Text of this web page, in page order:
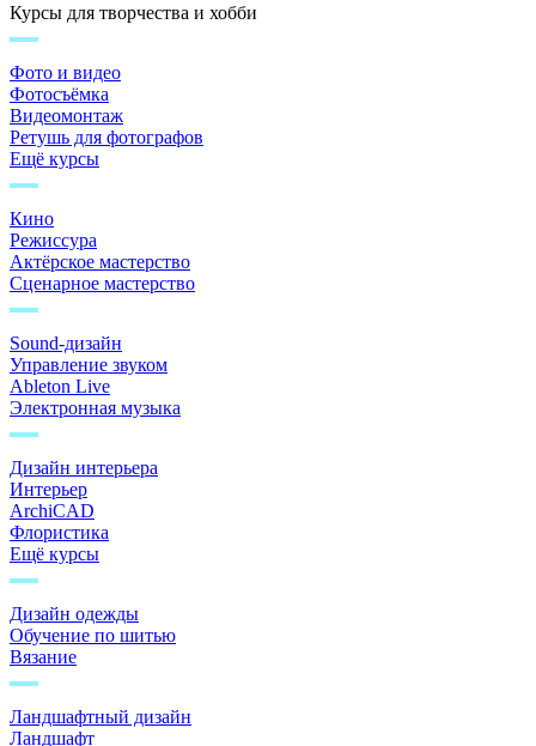
Курсы для творчества и хобби
Фото и видео
Фотосъёмка
Видеомонтаж
Ретушь для фотографов
Ещё курсы
Кино
Режиссура
Актёрское мастерство
Сценарное мастерство
Sound-дизайн
Управление звуком
Ableton Live
Электронная музыка
Дизайн интерьера
Интерьер
ArchiCAD
Флористика
Ещё курсы
Дизайн одежды
Обучение по шитью
Вязание
Ландшафтный дизайн
Ландшафт